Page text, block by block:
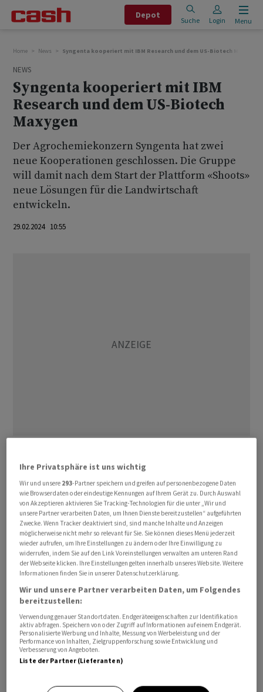
Depot
Suche Login Menu
Home News Syngenta kooperiert mit IBM Research und dem US-Biotech Maxygen
NEWS
Syngenta kooperiert mit IBM
Research und dem US-Biotech
Maxygen
Der Agrochemiekonzern Syngenta hat zwei
neue Kooperationen geschlossen. Die Gruppe
will damit nach dem Start der Plattform «Shoots»
neue Lösungen für die Landwirtschaft
entwickeln.
29.02.2024 10:55
Evolution von Proteinen, wie das Unternehmen am
Donnerstag mitteilte. Mit IBM Research will Syngenta
die Optimierung von chemischen Verbindungen mittels
Sprachmodellen verbessern. IBM kodiert, modelliert
und prognostiziert dabei die chemische Reaktivität von
Stoffen.
Die Zusammenarbeit mit Maxygen ziele indes auf
Optimierung molekularer Grundlagentechnologien ab.
Das US-Biotech-Unternehmen sei auf Entwicklung von
Proteinen spezialisiert, heisst es dazu.
sta/rw
Ihre Privatsphäre ist uns wichtig
Wir und unsere 293-Partner speichern und greifen auf personenbezogene Daten
wie Browserdaten oder eindeutige Kennungen auf Ihrem Gerät zu. Durch Auswahl
von Akzeptieren aktivieren Sie Tracking-Technologien für die unter „Wir und
unsere Partner verarbeiten Daten, um Ihnen Dienste bereitzustellen“ aufgeführten
Zwecke. Wenn Tracker deaktiviert sind, sind manche Inhalte und Anzeigen
möglicherweise nicht mehr so relevant für Sie. Sie können dieses Menü jederzeit
wieder aufrufen, um Ihre Einstellungen zu ändern oder Ihre Einwilligung zu
widerrufen, indem Sie auf den Link Voreinstellungen verwalten am unteren Rand
der Webseite klicken. Ihre Einstellungen gelten innerhalb unseres Website. Weitere
Informationen finden Sie in unserer Datenschutzerklärung.
Wir und unsere Partner verarbeiten Daten, um Folgendes
bereitzustellen:
Verwendung genauer Standortdaten. Endgeräteeigenschaften zur Identifikation
aktiv abfragen. Speichern von oder Zugriff auf Informationen auf einem Endgerät.
Personalisierte Werbung und Inhalte, Messung von Werbeleistung und der
Performance von Inhalten, Zielgruppenforschung sowie Entwicklung und
Verbesserung von Angeboten.
Liste der Partner (Lieferanten)